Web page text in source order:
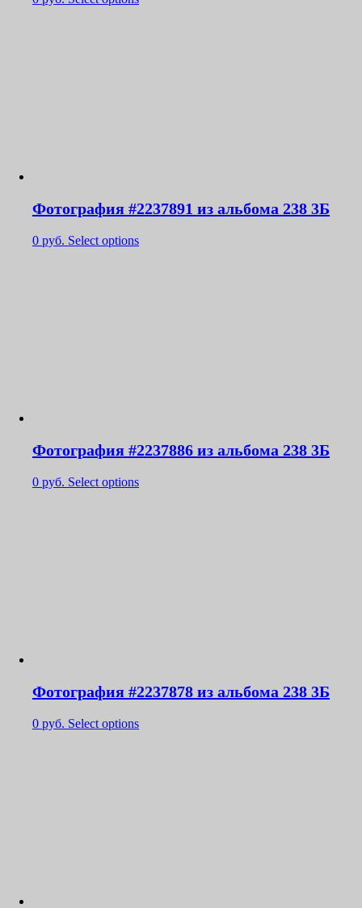
Фотография #2237891 из альбома 238 3Б
0 руб. Select options
Фотография #2237886 из альбома 238 3Б
0 руб. Select options
Фотография #2237878 из альбома 238 3Б
0 руб. Select options